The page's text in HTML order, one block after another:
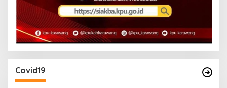
Covid19